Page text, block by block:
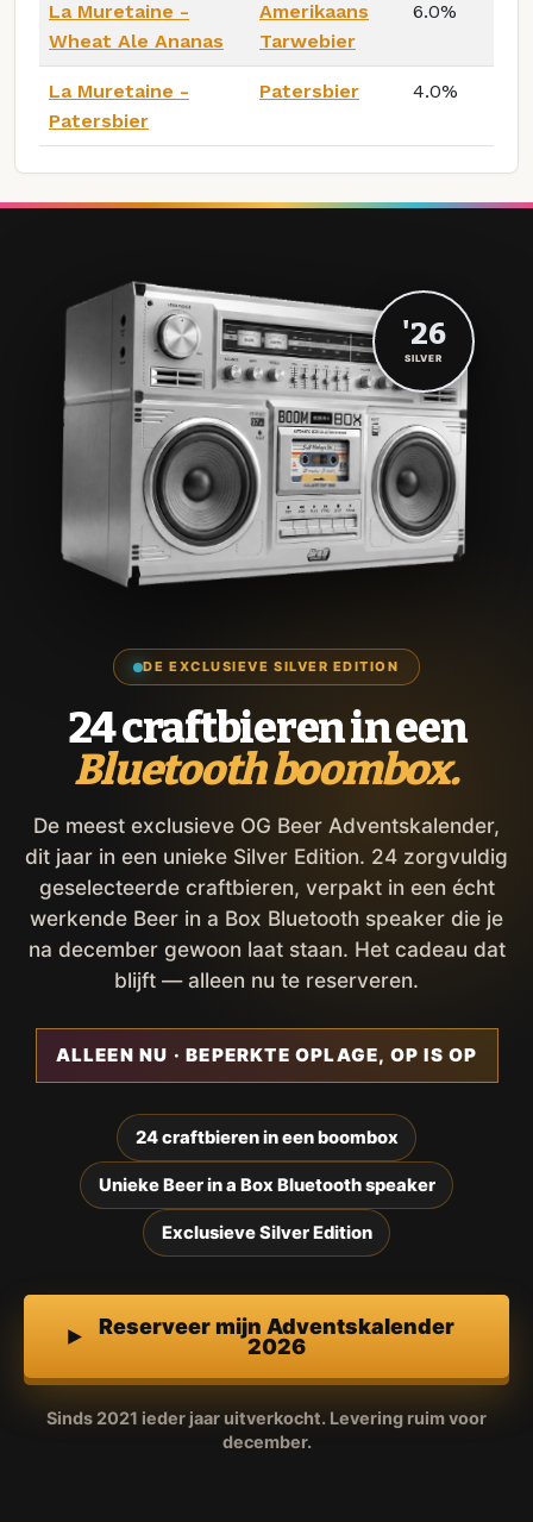
La Muretaine -
Wheat Ale Ananas
Amerikaans
Tarwebier
6.0%
La Muretaine -
Patersbier
Patersbier 4.0%
DE EXCLUSIEVE SILVER EDITION
24 craftbieren in een
Bluetooth boombox.
De meest exclusieve OG Beer Adventskalender,
dit jaar in een unieke Silver Edition. 24 zorgvuldig
geselecteerde craftbieren, verpakt in een écht
werkende Beer in a Box Bluetooth speaker die je
na december gewoon laat staan. Het cadeau dat
blijft — alleen nu te reserveren.
ALLEEN NU · BEPERKTE OPLAGE, OP IS OP
24 craftbieren in een boombox
Unieke Beer in a Box Bluetooth speaker
Exclusieve Silver Edition
Reserveer mijn Adventskalender
2026
Sinds 2021 ieder jaar uitverkocht. Levering ruim voor
december.
'26
SILVER